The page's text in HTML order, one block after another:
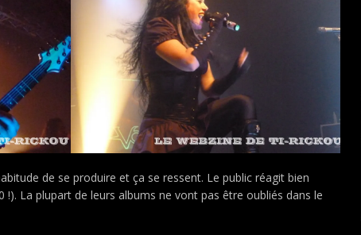
de se produire et ça se ressent. Le public réagit bien
!). La plupart de leurs albums ne vont pas être oubliés dans le